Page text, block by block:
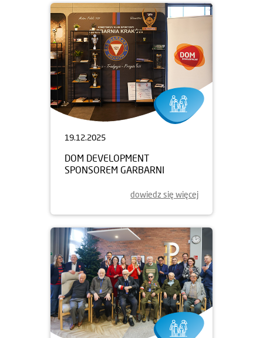
19.12.2025
DOM DEVELOPMENT
SPONSOREM GARBARNI
dowiedz się więcej